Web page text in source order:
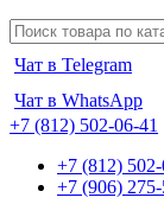
Чат в Telegram
Чат в WhatsApp
+7 (812) 502-06-41
+7 (812) 502-
+7 (906)